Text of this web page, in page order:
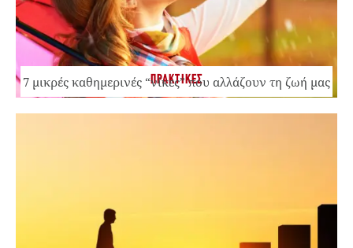
ΠΡΑΚΤΙΚΕΣ
7 μικρές καθημερινές “νίκες” που αλλάζουν τη ζωή μας